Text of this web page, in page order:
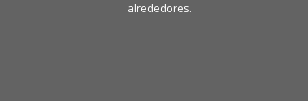
alrededores.